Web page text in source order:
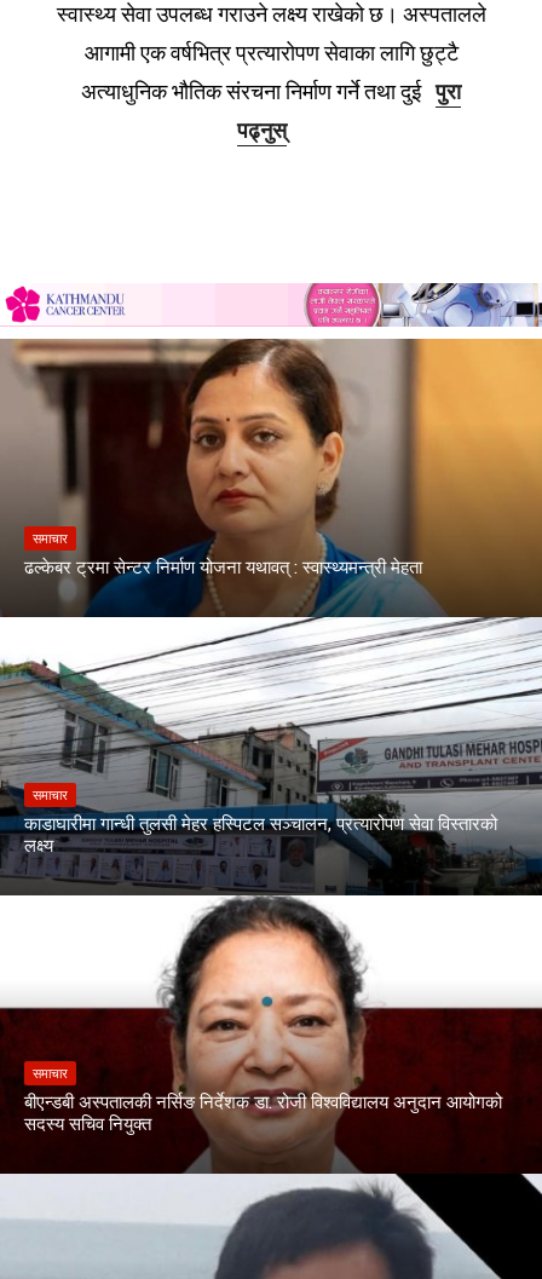
स्वास्थ्य सेवा उपलब्ध गराउने लक्ष्य राखेको छ। अस्पतालले
आगामी एक वर्षभित्र प्रत्यारोपण सेवाका लागि छुट्टै
अत्याधुनिक भौतिक संरचना निर्माण गर्ने तथा दुईपुरा
पढ्नुस्
समाचार
ढल्केबर ट्रमा सेन्टर निर्माण योजना यथावत् : स्वास्थ्यमन्त्री मेहता
समाचार
काडाघारीमा गान्धी तुलसी मेहर हस्पिटल सञ्चालन, प्रत्यारोपण सेवा विस्तारको
लक्ष्य
समाचार
बीएन्डबी अस्पतालकी नर्सिङ निर्देशक डा. रोजी विश्वविद्यालय अनुदान आयोगको
सदस्य सचिव नियुक्त